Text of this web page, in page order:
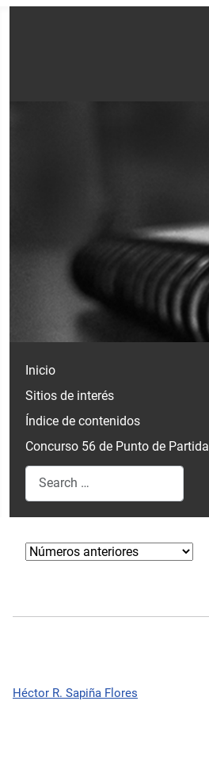
Inicio
Sitios de interés
Índice de contenidos
Concurso 56 de Punto de Partida
Search
Héctor R. Sapiña Flores